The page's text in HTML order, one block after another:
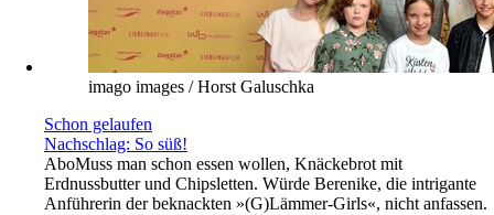
imago images / Horst Galuschka
Schon gelaufen
Nachschlag: So süß!
AboMuss man schon essen wollen, Knäckebrot mit
Erdnussbutter und Chipsletten. Würde Berenike, die intrigante
Anführerin der beknackten »(G)Lämmer-Girls«, nicht anfassen.